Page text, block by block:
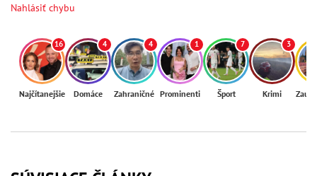
Nahlásiť chybu
16
Najčítanejšie
4
Domáce
4
Zahraničné
1
Prominenti
7
Šport
3
Krimi